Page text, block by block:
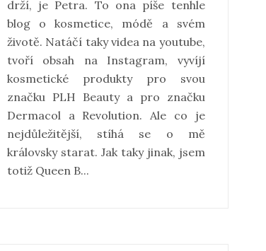
drží, je Petra. To ona píše tenhle
blog o kosmetice, módě a svém
životě. Natáčí taky videa na youtube,
tvoří obsah na Instagram, vyvíjí
kosmetické produkty pro svou
značku PLH Beauty a pro značku
Dermacol a Revolution. Ale co je
nejdůležitější, stíhá se o mě
královsky starat. Jak taky jinak, jsem
totiž Queen B...